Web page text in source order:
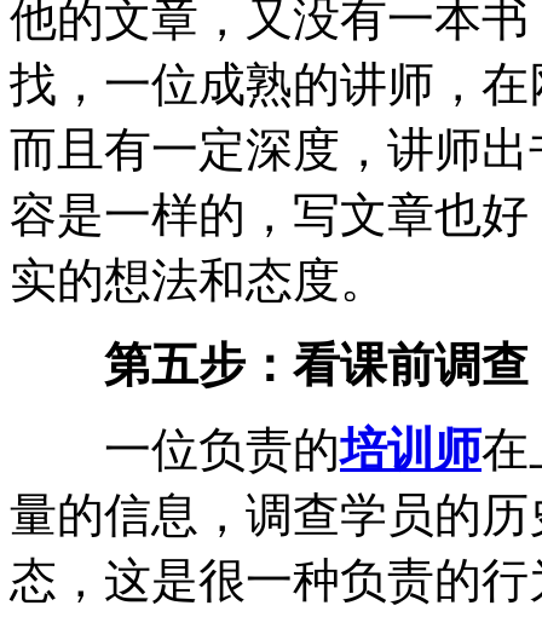
他的文章，又没有一本
找，一位成熟的讲师，
而且有一定深度，讲师
容是一样的，写文章也
实的想法和态度。
第五步：看课前调查
一位负责的培训师在
量的信息，调查学员的
态，这是很一种负责的